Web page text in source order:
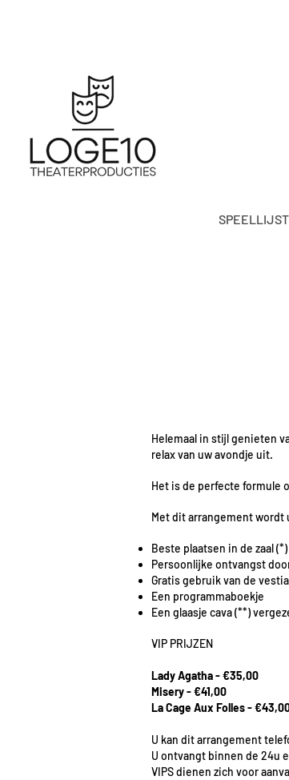
SPEELLIJST
Helemaal in stijl genieten
relax van uw avondje uit.
Het is de perfecte formule
Met dit arrangement
Beste plaatsen in de zaal (*)
Persoonlijke ontvangst
Gratis gebruik van de
Een programmaboekje
Een glaasje cava (**)
VIP PRIJZEN​
Lady Agatha - €35,00
Misery - €41,00
La Cage Aux Folles -
U kan dit arrangement
U ontvangt binnen de 24u
VIPS dienen zich voor